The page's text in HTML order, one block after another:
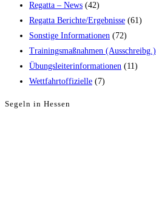
Regatta – News (42)
Regatta Berichte/Ergebnisse (61)
Sonstige Informationen (72)
Trainingsmaßnahmen (Ausschreibg.)
Übungsleiterinformationen (11)
Wettfahrtoffizielle (7)
Segeln in Hessen